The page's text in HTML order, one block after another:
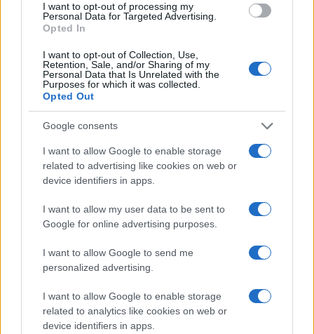
I want to opt-out of processing my
Personal Data for Targeted Advertising.
Opted In
I want to opt-out of Collection, Use,
Retention, Sale, and/or Sharing of my
Personal Data that Is Unrelated with the
Purposes for which it was collected.
Opted Out
Google consents
I want to allow Google to enable storage
related to advertising like cookies on web or
device identifiers in apps.
I want to allow my user data to be sent to
Google for online advertising purposes.
I want to allow Google to send me
personalized advertising.
I want to allow Google to enable storage
related to analytics like cookies on web or
device identifiers in apps.
individuato pessime condizioni
ARTICOLI CORRELATI
Christmas World a Roma, la Capitale ospiterà il
villaggio natalizio più grande d’Europa
Alla Galleria Giovanni XXIII arriva l’autovelox. Multe